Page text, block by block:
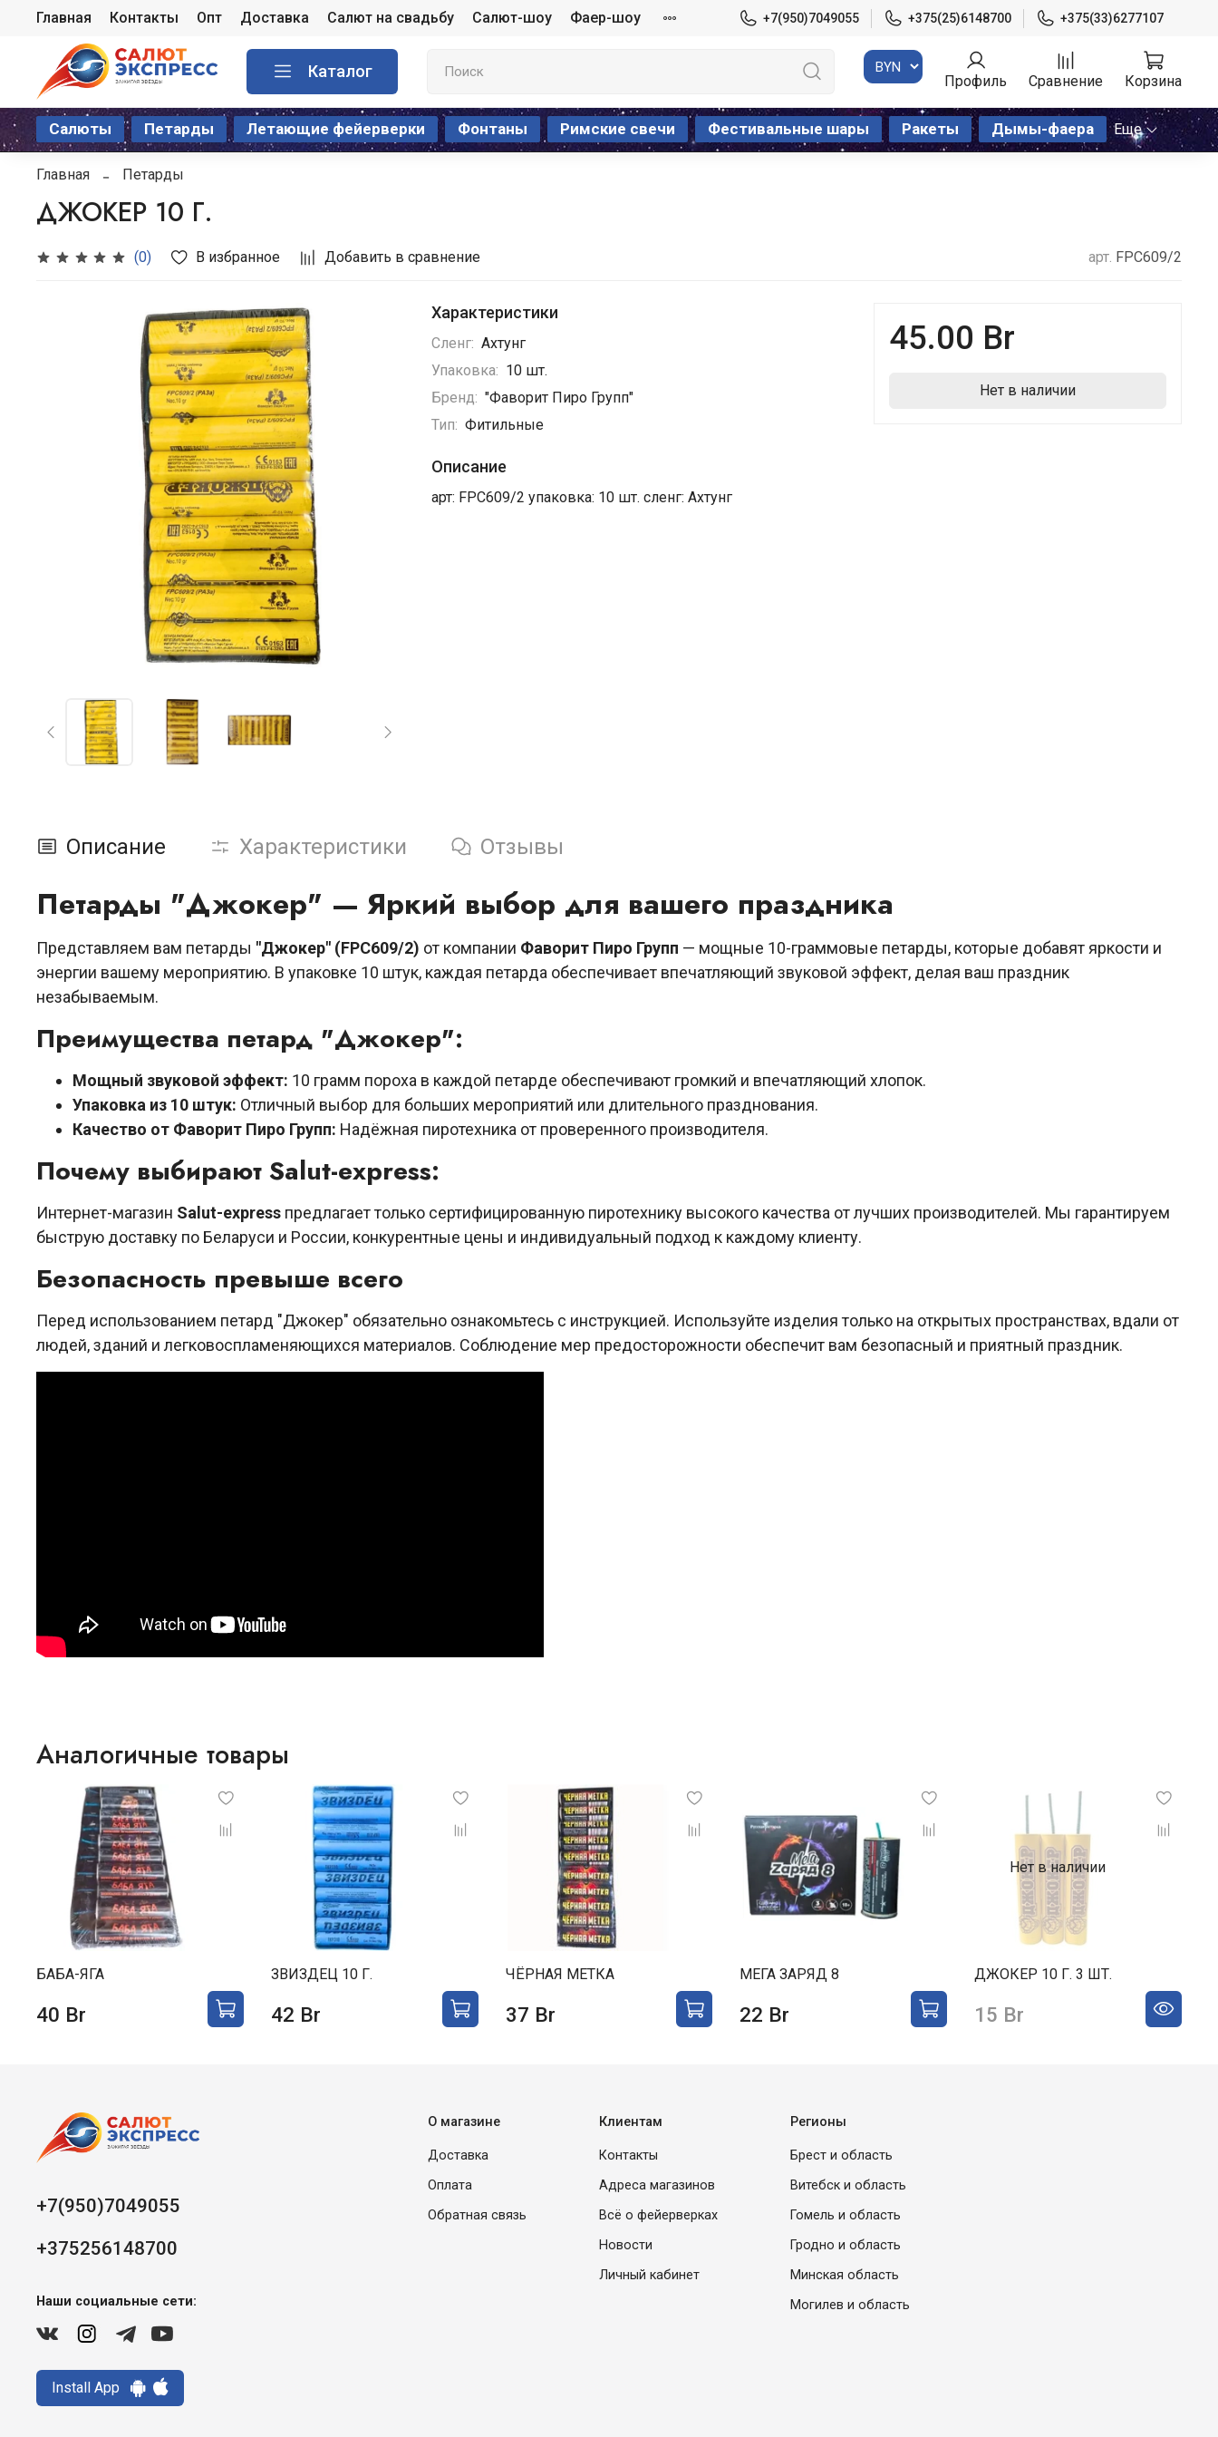
Главная Контакты Опт Доставка Салют на свадьбу Салют-шоу Фаер-шоу +7(950)7049055 +375(25)6148700 +375(33)6277107
Каталог
Профиль Сравнение Корзина
Салюты Петарды Летающие фейерверки Фонтаны Римские свечи Фестивальные шары Ракеты Дымы-фаера Еще
Главная Петарды
ДЖОКЕР 10 Г.
(0) В избранное Добавить в сравнение арт. FPC609/2
Характеристики
Сленг: Ахтунг
Упаковка: 10 шт.
Бренд: "Фаворит Пиро Групп"
Тип: Фитильные
Описание
арт: FPC609/2 упаковка: 10 шт. сленг: Ахтунг
45.00 Br
Нет в наличии
Описание Характеристики Отзывы
Петарды "Джокер" — Яркий выбор для вашего праздника
Представляем вам петарды "Джокер" (FPC609/2) от компании Фаворит Пиро Групп — мощные 10-граммовые петарды, которые добавят яркости и
энергии вашему мероприятию. В упаковке 10 штук, каждая петарда обеспечивает впечатляющий звуковой эффект, делая ваш праздник
незабываемым.
Преимущества петард "Джокер":
Мощный звуковой эффект: 10 грамм пороха в каждой петарде обеспечивают громкий и впечатляющий хлопок.
Упаковка из 10 штук: Отличный выбор для больших мероприятий или длительного празднования.
Качество от Фаворит Пиро Групп: Надёжная пиротехника от проверенного производителя.
Почему выбирают Salut-express:
Интернет-магазин Salut-express предлагает только сертифицированную пиротехнику высокого качества от лучших производителей. Мы гарантируем
быструю доставку по Беларуси и России, конкурентные цены и индивидуальный подход к каждому клиенту.
Безопасность превыше всего
Перед использованием петард "Джокер" обязательно ознакомьтесь с инструкцией. Используйте изделия только на открытых пространствах, вдали от
людей, зданий и легковоспламеняющихся материалов. Соблюдение мер предосторожности обеспечит вам безопасный и приятный праздник.
Аналогичные товары
БАБА-ЯГА
40 Br
ЗВИЗДЕЦ 10 Г.
42 Br
ЧЁРНАЯ МЕТКА
37 Br
МЕГА ЗАРЯД 8
22 Br
Нет в наличии
ДЖОКЕР 10 Г. 3 ШТ.
15 Br
О магазине
Доставка
Оплата
Обратная связь
Клиентам
Контакты
Адреса магазинов
Всё о фейерверках
Новости
Личный кабинет
Регионы
Брест и область
Витебск и область
Гомель и область
Гродно и область
Минская область
Могилев и область
+7(950)7049055
+375256148700
Наши социальные сети:
Install App